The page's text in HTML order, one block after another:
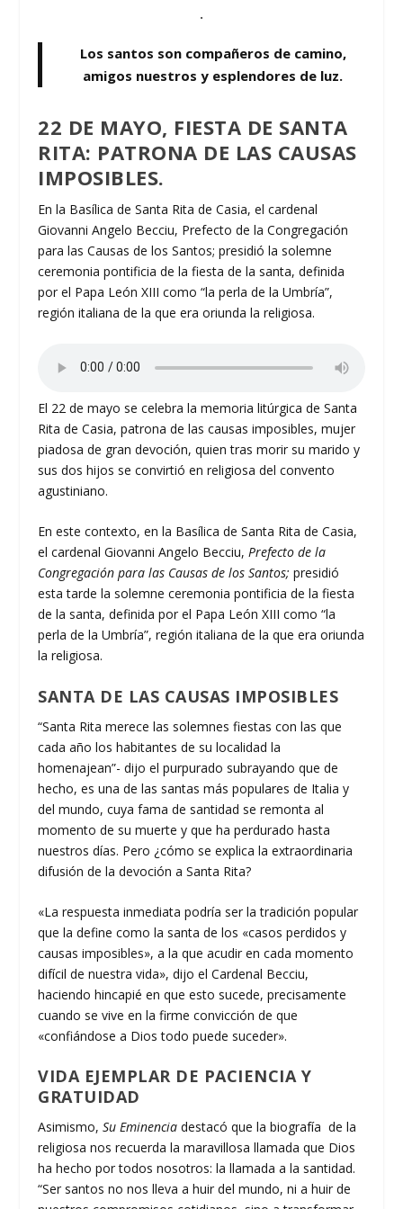
.
Los santos son compañeros de camino,
amigos nuestros y esplendores de luz.
22 DE MAYO, FIESTA DE SANTA
RITA: PATRONA DE LAS CAUSAS
IMPOSIBLES.
En la Basílica de Santa Rita de Casia, el cardenal
Giovanni Angelo Becciu, Prefecto de la Congregación
para las Causas de los Santos; presidió la solemne
ceremonia pontificia de la fiesta de la santa, definida
por el Papa León XIII como “la perla de la Umbría”,
región italiana de la que era oriunda la religiosa.
El 22 de mayo se celebra la memoria litúrgica de Santa
Rita de Casia, patrona de las causas imposibles, mujer
piadosa de gran devoción, quien tras morir su marido y
sus dos hijos se convirtió en religiosa del convento
agustiniano.
En este contexto, en la Basílica de Santa Rita de Casia,
el cardenal Giovanni Angelo Becciu,Prefecto de la
Congregación para las Causas de los Santos; presidió
esta tarde la solemne ceremonia pontificia de la fiesta
de la santa, definida por el Papa León XIII como “la
perla de la Umbría”, región italiana de la que era oriunda
la religiosa.
SANTA DE LAS CAUSAS IMPOSIBLES
“Santa Rita merece las solemnes fiestas con las que
cada año los habitantes de su localidad la
homenajean”- dijo el purpurado subrayando que de
hecho, es una de las santas más populares de Italia y
del mundo, cuya fama de santidad se remonta al
momento de su muerte y que ha perdurado hasta
nuestros días. Pero ¿cómo se explica la extraordinaria
difusión de la devoción a Santa Rita?
«La respuesta inmediata podría ser la tradición popular
que la define como la santa de los «casos perdidos y
causas imposibles», a la que acudir en cada momento
difícil de nuestra vida», dijo el Cardenal Becciu,
haciendo hincapié en que esto sucede, precisamente
cuando se vive en la firme convicción de que
«confiándose a Dios todo puede suceder».
VIDA EJEMPLAR DE PACIENCIA Y
GRATUIDAD
Asimismo, Su Eminencia destacó que la biografía de la
religiosa nos recuerda la maravillosa llamada que Dios
ha hecho por todos nosotros: la llamada a la santidad.
“Ser santos no nos lleva a huir del mundo, ni a huir de